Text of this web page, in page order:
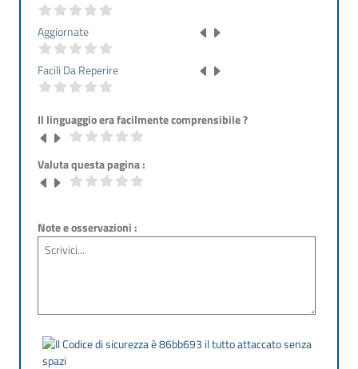
Aggiornate
Facili Da Reperire
Il linguaggio era facilmente comprensibile ?
Valuta questa pagina :
Note e osservazioni :